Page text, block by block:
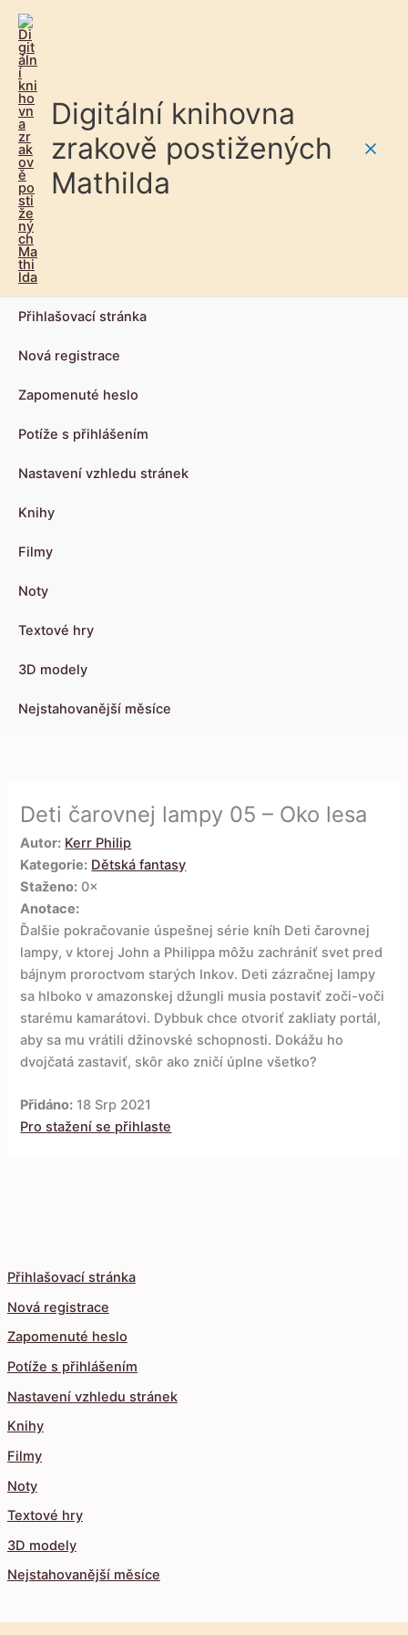
Digitální knihovna
zrakově postižených
Mathilda
Přihlašovací stránka
Nová registrace
Zapomenuté heslo
Potíže s přihlášením
Nastavení vzhledu stránek
Knihy
Filmy
Noty
Textové hry
3D modely
Nejstahovanější měsíce
Přihlašovací stránka
Nová registrace
Zapomenuté heslo
Potíže s přihlášením
Nastavení vzhledu stránek
Knihy
Filmy
Noty
Textové hry
3D modely
Nejstahovanější měsíce
Deti čarovnej lampy 05 – Oko lesa
Autor: Kerr Philip
Kategorie: Dětská fantasy
Staženo: 0×
Anotace:
Ďalšie pokračovanie úspešnej série kníh Deti čarovnej
lampy, v ktorej John a Philippa môžu zachrániť svet pred
bájnym proroctvom starých Inkov. Deti zázračnej lampy
sa hlboko v amazonskej džungli musia postaviť zoči-voči
starému kamarátovi. Dybbuk chce otvoriť zakliaty portál,
aby sa mu vrátili džinovské schopnosti. Dokážu ho
dvojčatá zastaviť, skôr ako zničí úplne všetko?
Přidáno: 18 Srp 2021
Pro stažení se přihlaste